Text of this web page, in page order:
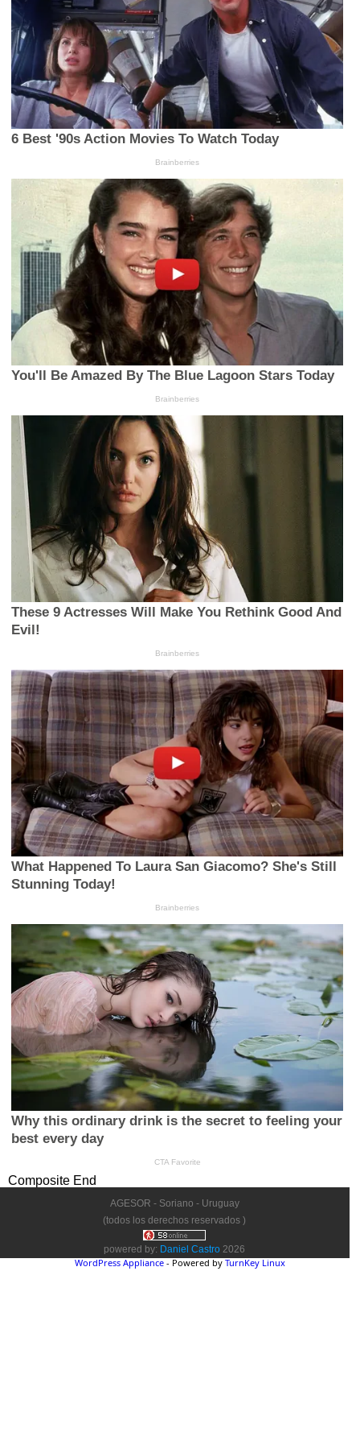
Composite End
AGESOR - Soriano - Uruguay
(todos los derechos reservados )
powered by: Daniel Castro 2026
WordPress Appliance - Powered by TurnKey Linux